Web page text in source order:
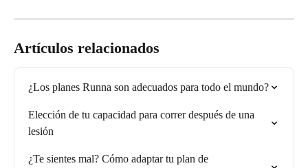
Artículos relacionados
¿Los planes Runna son adecuados para todo el mundo?
Elección de tu capacidad para correr después de una
lesión
¿Te sientes mal? Cómo adaptar tu plan de